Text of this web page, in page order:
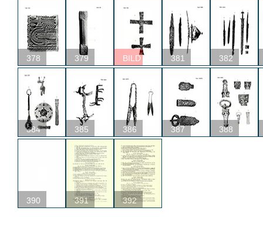
378 379 BILD 381 382
384 385 386 387 388
390 391 392